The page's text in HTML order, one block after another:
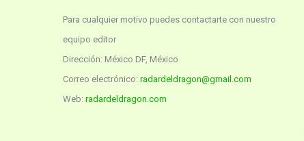
Para cualquier motivo puedes contactarte con nuestro
equipo editor
Dirección: México DF, México
Correo electrónico: radardeldragon@gmail.com
Web: radardeldragon.com